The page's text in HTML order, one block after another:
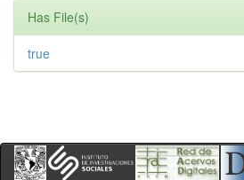
Has File(s)
true